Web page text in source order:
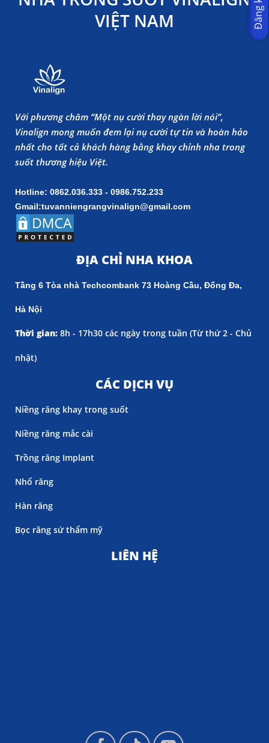
VIỆT NAM
Với phương châm “Một nụ cười thay ngàn lời nói”,
Vinalign mong muốn đem lại nụ cười tự tin và hoàn hảo
nhất cho tất cả khách hàng bằng khay chỉnh nha trong
suốt thương hiệu Việt.
Hotline: 0862.036.333 - 0986.752.233
Gmail:tuvanniengrangvinalign@gmail.com
ĐỊA CHỈ NHA KHOA
Tầng 6 Tòa nhà Techcombank 73 Hoàng Cầu, Đống Đa,
Hà Nội
Thời gian: 8h - 17h30 các ngày trong tuần (Từ thứ 2 - Chủ
nhật)
CÁC DỊCH VỤ
Niềng răng khay trong suốt
Niềng răng mắc cài
Trồng răng Implant
Nhổ răng
Hàn răng
Bọc răng sứ thẩm mỹ
LIÊN HỆ